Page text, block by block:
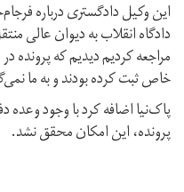
دادگاه انقلاب به دیوان عالی
مراجعه کردیم دیدیم که پرونده
خاص ثبت کرده بودند و به ما
پاک‌نیا اضافه کرد با وجود
پرونده، این امکان محقق نشد.